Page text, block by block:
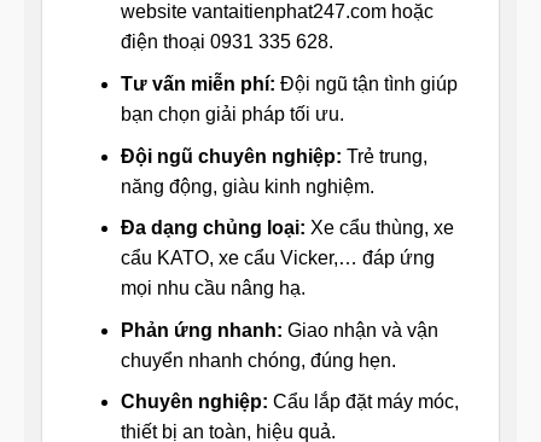
website vantaitienphat247.com hoặc
điện thoại 0931 335 628.
Tư vấn miễn phí: Đội ngũ tận tình giúp
bạn chọn giải pháp tối ưu.
Đội ngũ chuyên nghiệp: Trẻ trung,
năng động, giàu kinh nghiệm.
Đa dạng chủng loại: Xe cẩu thùng, xe
cẩu KATO, xe cẩu Vicker,… đáp ứng
mọi nhu cầu nâng hạ.
Phản ứng nhanh: Giao nhận và vận
chuyển nhanh chóng, đúng hẹn.
Chuyên nghiệp: Cẩu lắp đặt máy móc,
thiết bị an toàn, hiệu quả.